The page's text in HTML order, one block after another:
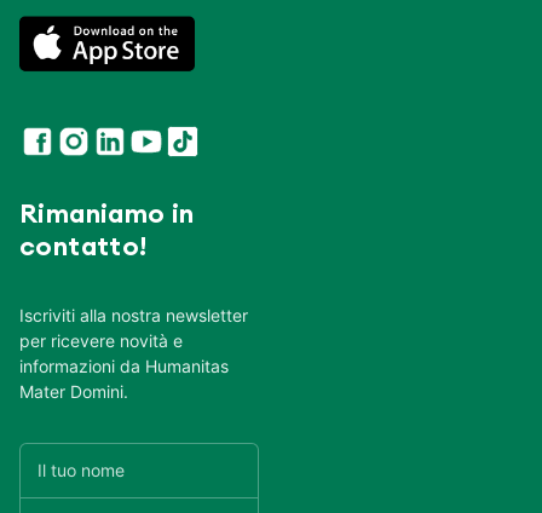
Rimaniamo in
contatto!
Iscriviti alla nostra newsletter
per ricevere novità e
informazioni da Humanitas
Mater Domini.